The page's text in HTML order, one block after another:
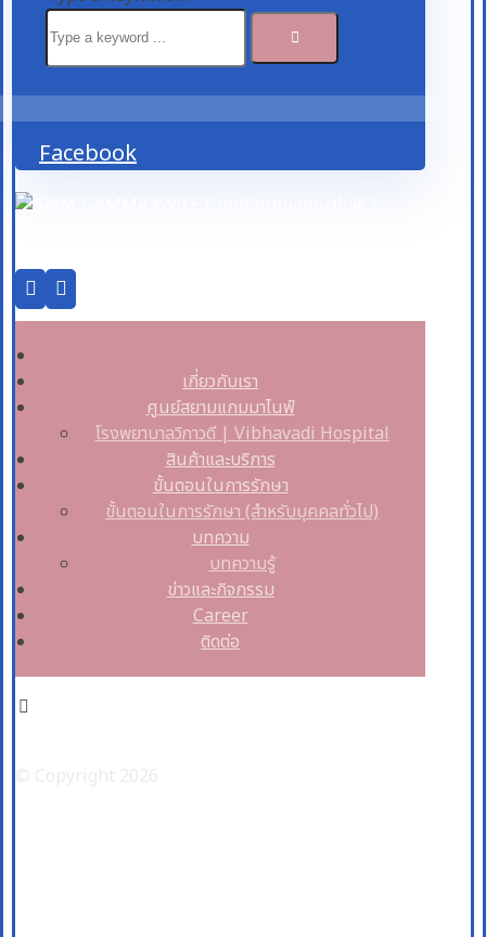
Facebook
เกี่ยวกับเรา
ศูนย์สยามแกมมาไนฟ์
โรงพยาบาลวิภาวดี | Vibhavadi Hospital
สินค้าและบริการ
ขั้นตอนในการรักษา
ขั้นตอนในการรักษา (สำหรับบุคคลทั่วไป)
บทความ
บทความรู้
ข่าวและกิจกรรม
Career
ติดต่อ